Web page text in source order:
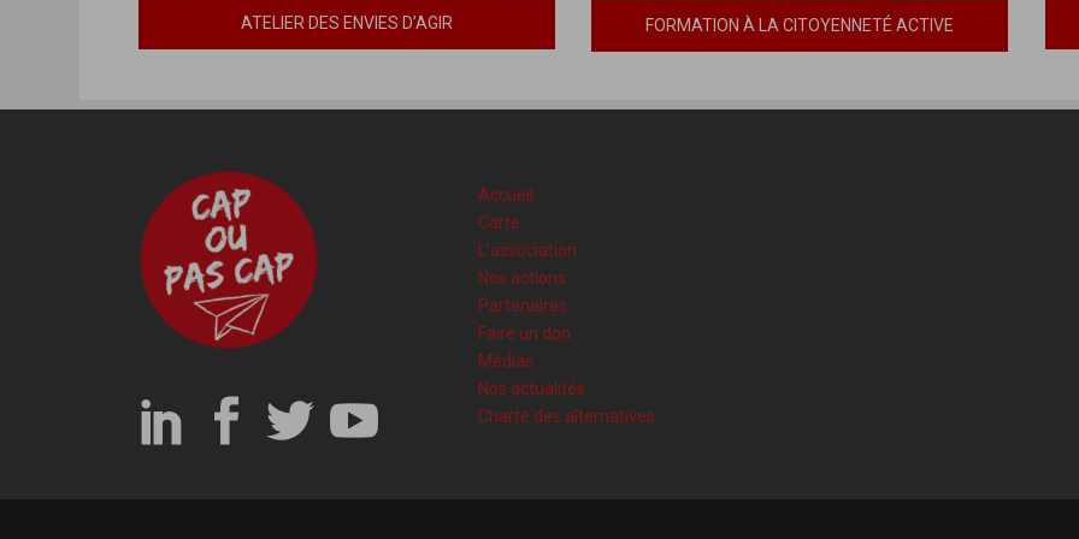
ATELIER DES ENVIES D’AGIR FORMATION À LA CITOYENNETÉ ACTIVE
Accueil
Carte
L’association
Nos actions
Partenaires
Faire un don
Médias
Nos actualités
Charte des alternatives